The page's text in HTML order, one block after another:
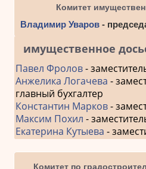
Комитет
Владимир Уваров-
имущественное
Павел Фролов-
Анжелика Логачева -
главный бухгалтер
Константин Марков-
Максим Похил -
Екатерина Кутыева -
Комитет по